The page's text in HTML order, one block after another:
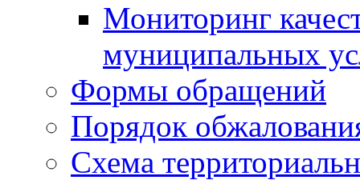
Мониторинг
муниципальных
Формы обращений
Порядок
Схема